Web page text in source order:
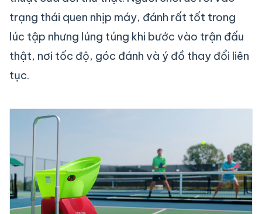
trạng thái quen nhịp máy, đánh rất tốt trong
lúc tập nhưng lúng túng khi bước vào trận đấu
thật, nơi tốc độ, góc đánh và ý đồ thay đổi liên
tục.